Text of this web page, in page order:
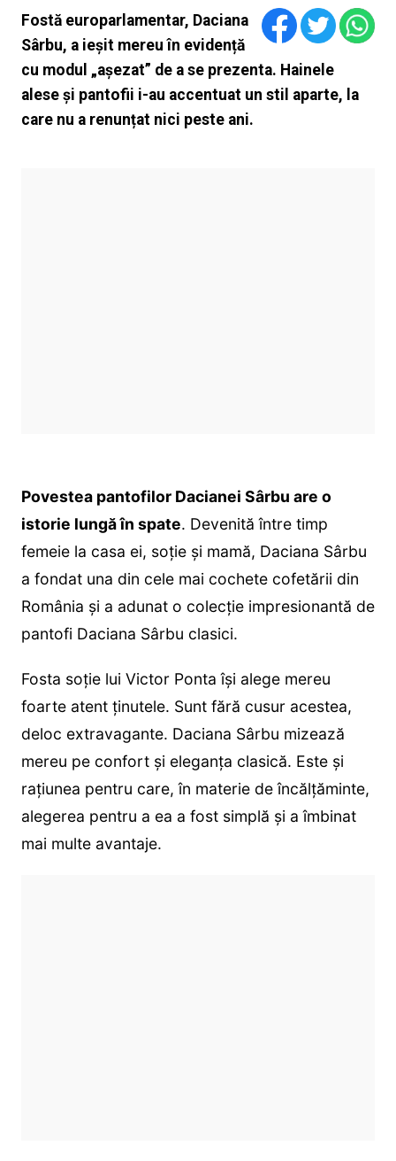
Fostă europarlamentar, Daciana
Sârbu, a ieșit mereu în evidență
cu modul „așezat” de a se prezenta. Hainele
alese și pantofii i-au accentuat un stil aparte, la
care nu a renunțat nici peste ani.
Povestea pantofilor Dacianei Sârbu are o
istorie lungă în spate. Devenită între timp
femeie la casa ei, soție și mamă, Daciana Sârbu
a fondat una din cele mai cochete cofetării din
România și a adunat o colecție impresionantă de
pantofi Daciana Sârbu clasici.
Fosta soție lui Victor Ponta își alege mereu
foarte atent ținutele. Sunt fără cusur acestea,
deloc extravagante. Daciana Sârbu mizează
mereu pe confort și eleganța clasică. Este și
rațiunea pentru care, în materie de încălțăminte,
alegerea pentru a ea a fost simplă și a îmbinat
mai multe avantaje.